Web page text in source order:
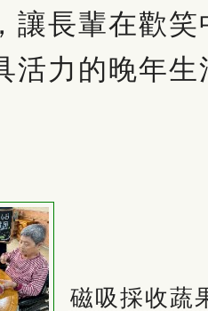
讓長輩在歡
活力的晚年生
磁吸採收蔬